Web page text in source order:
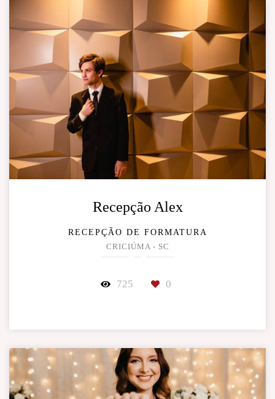
Recepção Alex
RECEPÇÃO DE FORMATURA
CRICIÚMA - SC
725 0